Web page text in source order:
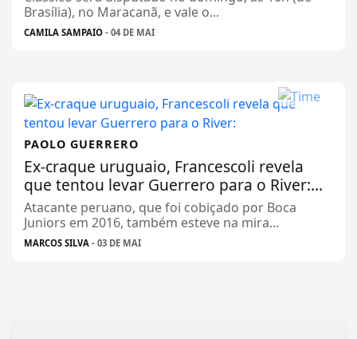
Brasília), no Maracanã, e vale o...
CAMILA SAMPAIO - 04 DE MAI
PAOLO GUERRERO
Ex-craque uruguaio, Francescoli revela
que tentou levar Guerrero para o River:...
Atacante peruano, que foi cobiçado por Boca
Juniors em 2016, também esteve na mira...
MARCOS SILVA - 03 DE MAI